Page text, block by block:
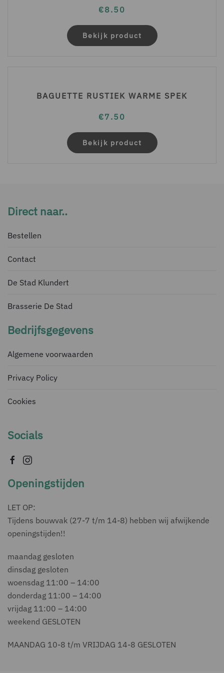
€8.50
Bekijk product
BAGUETTE RUSTIEK WARME SPEK
€7.50
Bekijk product
Direct naar..
Bestellen
Contact
De Stad Klundert
Brasserie De Stad
Bedrijfsgegevens
Algemene voorwaarden
Privacy Policy
Cookies
Socials
Openingstijden
LET OP:
Tijdens bouwvak (27-7 t/m 14-8) hebben wij afwijkende
openingstijden!!
maandag gesloten
dinsdag gesloten
woensdag 11:00 – 14:00
donderdag 11:00 – 14:00
vrijdag 11:00 – 14:00
weekend GESLOTEN
MAANDAG 10-8 t/m VRIJDAG 14-8 GESLOTEN